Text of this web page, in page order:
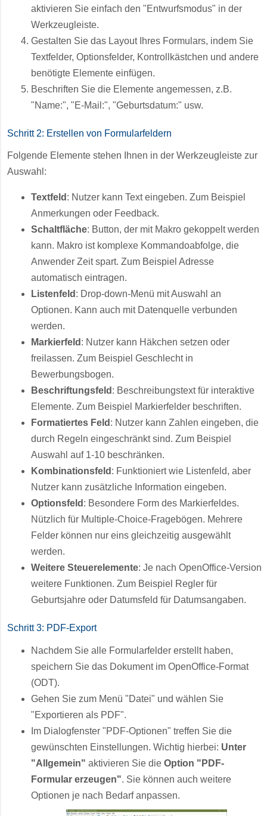
aktivieren Sie einfach den "Entwurfsmodus" in der
Werkzeugleiste.
Gestalten Sie das Layout Ihres Formulars, indem Sie
Textfelder, Optionsfelder, Kontrollkästchen und andere
benötigte Elemente einfügen.
Beschriften Sie die Elemente angemessen, z.B.
"Name:", "E-Mail:", "Geburtsdatum:" usw.
Schritt 2: Erstellen von Formularfeldern
Folgende Elemente stehen Ihnen in der Werkzeugleiste zur
Auswahl:
Textfeld : Nutzer kann Text eingeben. Zum Beispiel
Anmerkungen oder Feedback.
Schaltfläche: Button, der mit Makro gekoppelt werden
kann. Makro ist komplexe Kommandoabfolge, die
Anwender Zeit spart. Zum Beispiel Adresse
automatisch eintragen.
Listenfeld : Drop-down-Menü mit Auswahl an
Optionen. Kann auch mit Datenquelle verbunden
werden.
Markierfeld : Nutzer kann Häkchen setzen oder
freilassen. Zum Beispiel Geschlecht in
Bewerbungsbogen.
Beschriftungsfeld : Beschreibungstext für interaktive
Elemente. Zum Beispiel Markierfelder beschriften.
Formatiertes Feld : Nutzer kann Zahlen eingeben, die
durch Regeln eingeschränkt sind. Zum Beispiel
Auswahl auf 1-10 beschränken.
Kombinationsfeld : Funktioniert wie Listenfeld, aber
Nutzer kann zusätzliche Information eingeben.
Optionsfeld : Besondere Form des Markierfeldes.
Nützlich für Multiple-Choice-Fragebögen. Mehrere
Felder können nur eins gleichzeitig ausgewählt
werden.
Weitere Steuerelemente: Je nach OpenOffice-Version
weitere Funktionen. Zum Beispiel Regler für
Geburtsjahre oder Datumsfeld für Datumsangaben.
Schritt 3: PDF-Export
Nachdem Sie alle Formularfelder erstellt haben,
speichern Sie das Dokument im OpenOffice-Format
(ODT).
Gehen Sie zum Menü "Datei" und wählen Sie
"Exportieren als PDF".
Im Dialogfenster "PDF-Optionen" treffen Sie die
gewünschten Einstellungen. Wichtig hierbei: Unter
"Allgemein" aktivieren Sie die Option "PDF-
Formular erzeugen". Sie können auch weitere
Optionen je nach Bedarf anpassen.